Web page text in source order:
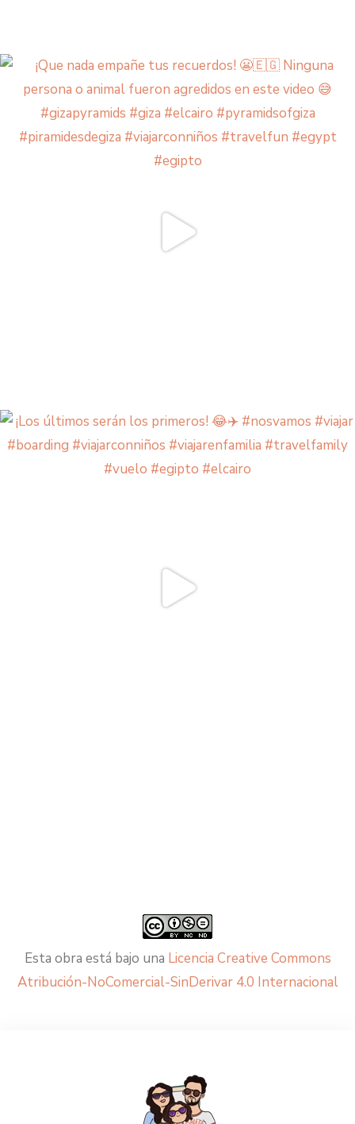
Esta obra está bajo una Licencia Creative Commons
Atribución-NoComercial-SinDerivar 4.0 Internacional